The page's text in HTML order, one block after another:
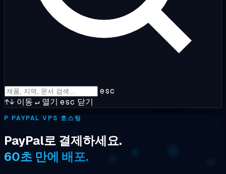
esc
↑↓ 이동 ↵ 열기 esc 닫기
P PAYPAL VPS 호스팅
PayPal로 결제하세요.
60초 만에 배포.